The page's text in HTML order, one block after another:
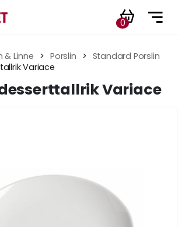
0
& Linne > Porslin > Standard Porslin
Variace
Variace